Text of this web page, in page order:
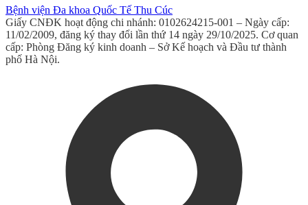
Bệnh viện Đa khoa Quốc Tế Thu Cúc
Giấy CNĐK hoạt động chi nhánh: 0102624215-001 – Ngày cấp:
11/02/2009, đăng ký thay đổi lần thứ 14 ngày 29/10/2025. Cơ quan
cấp: Phòng Đăng ký kinh doanh – Sở Kế hoạch và Đầu tư thành
phố Hà Nội.